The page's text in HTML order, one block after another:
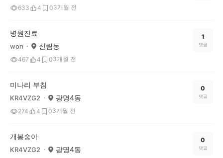
633 4 03개월 전
병원진료
won 신림동
467 4 03개월 전
1
댓글
미나리 부침
KR4VZG2 광명4동
274 4 03개월 전
0
댓글
개봉숭아
KR4VZG2 광명4동
0
댓글